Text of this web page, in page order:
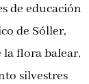
de educación
de Sóller,
la flora balear,
silvestres